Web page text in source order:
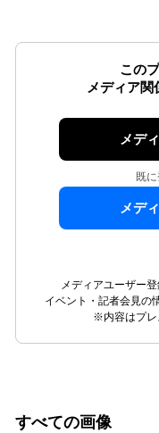
この
メディア関
メデ
既
メデ
メディアユーザー
イベント・記者会見の
※内容はプレ
すべての画像